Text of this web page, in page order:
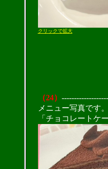
クリックで拡大
（24）
メニュー写真です。
「チョコレートケ